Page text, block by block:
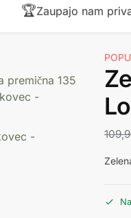
🏆Zaupajo nam